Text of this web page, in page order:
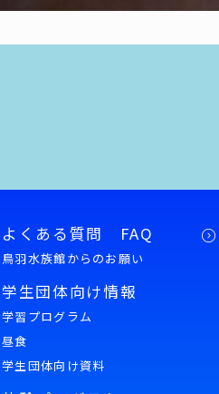
よくある質問 FAQ
鳥羽水族館からのお願い
学生団体向け情報
学習プログラム
昼食
学生団体向け資料